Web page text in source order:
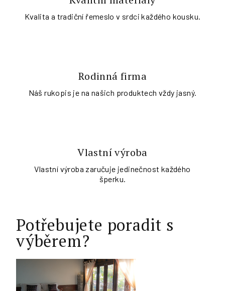
Kvalita a tradiční řemeslo v srdci každého kousku.
Rodinná firma
Náš rukopis je na našich produktech vždy jasný.
Vlastní výroba
Vlastní výroba zaručuje jedinečnost každého
šperku.
Potřebujete poradit s
výběrem?